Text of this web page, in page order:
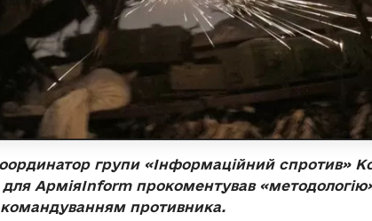
групи «Інформаційний спротив»
АрміяInform прокоментував
противника.